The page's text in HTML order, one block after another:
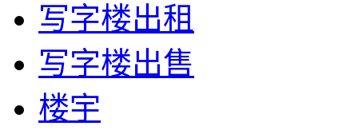
写字楼出租
写字楼出售
楼宇